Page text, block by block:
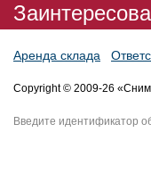
Аренда склада
Copyright © 2009-26
Введите идентификатор